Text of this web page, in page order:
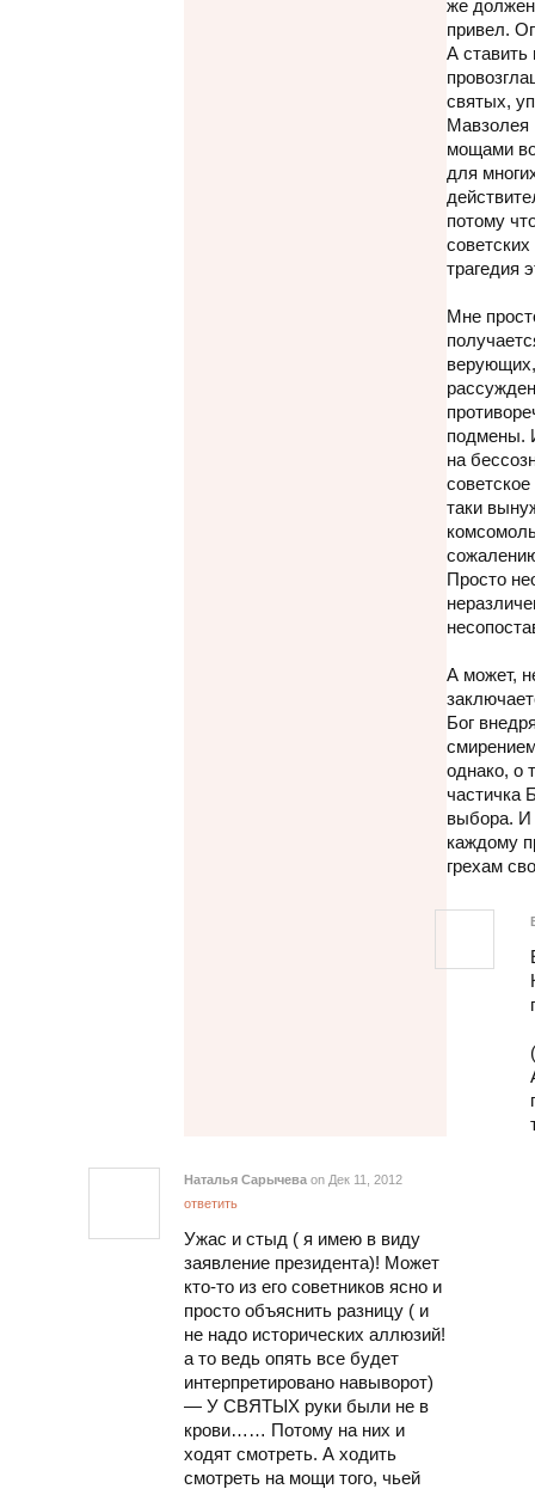
же
привел.
А ставить
святых,
Мавзолея
мощами
для
потому
трагедия
Мне
подмены.
на
таки
Просто
А может,
Бог
однако, о
частичка
выбора. И
каждому
грехам
Наталья Сарычева on Дек 11, 2012
ответить
Ужас и стыд ( я имею в виду
заявление президента)! Может
кто-то из его советников ясно и
просто объяснить разницу ( и
не надо исторических аллюзий!
а то ведь опять все будет
интерпретировано навыворот)
— У СВЯТЫХ руки были не в
крови…… Потому на них и
ходят смотреть. А ходить
смотреть на мощи того, чьей